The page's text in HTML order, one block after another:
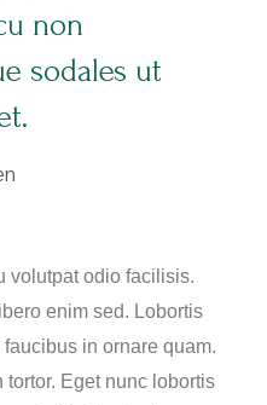
non
sodales ut
volutpat odio facilisis.
enim sed. Lobortis
in ornare quam.
Eget nunc lobortis